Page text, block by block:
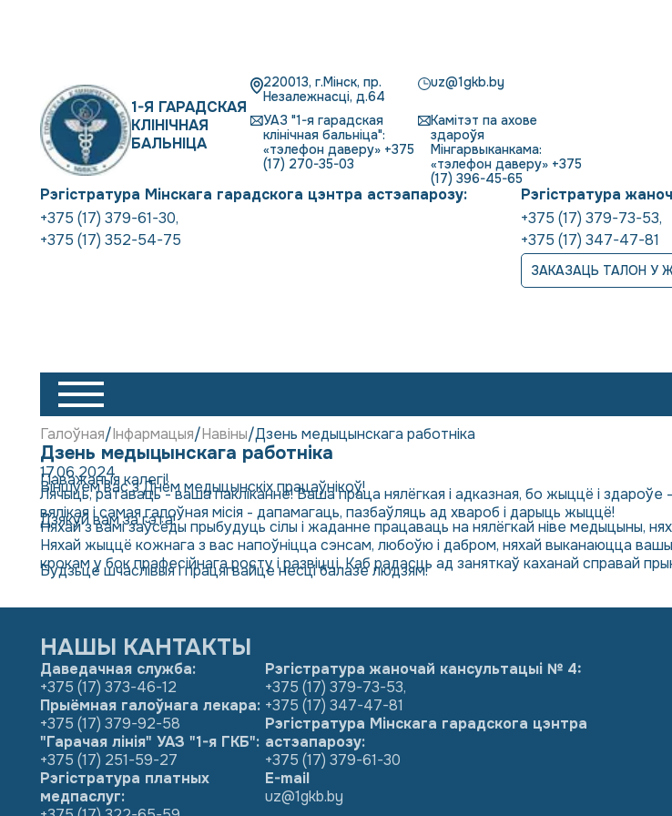
1-Я ГАРАДСКАЯ
КЛІНІЧНАЯ
БАЛЬНІЦА
220013, г.Мінск, пр.
Незалежнасці, д.64
uz@1gkb.by
УАЗ "1-я гарадская
клінічная бальніца":
«тэлефон даверу» +375
(17) 270-35-03
Камітэт па ахове
здароўя
Мінгарвыканкама:
«тэлефон даверу» +375
(17) 396-45-65
Рэгістратура Мінскага гарадскога цэнтра астэапарозу:
+375 (17) 379-61-30,
+375 (17) 352-54-75
Рэгістратура
+375 (17) 379-73-53,
+375 (17) 347-47-81
ЗАКАЗАЦЬ ТАЛОН У
Галоўная Інфармацыя Навіны Дзень медыцынскага работніка
Дзень медыцынскага работніка
17.06.2024
Паважаныя калегі!
Віншуем вас з Днём медыцынскіх працаўнікоў!
Лячыць, ратаваць - ваша пакліканне! Ваша праца нялёгкая і адказная, бо жыццё і
вялікая і самая галоўная місія - дапамагаць, пазбаўляць ад хвароб і дарыць жыццё!
Дзякуй вам за гэта!
Няхай з вамі заўсёды прыбудуць сілы і жаданне працаваць на нялёгкай ніве медыцыны,
Няхай жыццё кожнага з вас напоўніцца сэнсам, любоўю і дабром, няхай выканаюцца
крокам у бок прафесійнага росту і развіцці. Каб радасць ад заняткаў каханай справай
Будзьце шчаслівыя і працягвайце несці балазе людзям!
НАШЫ КАНТАКТЫ
Даведачная служба:
+375 (17) 373-46-12
Прыёмная галоўнага лекара:
+375 (17) 379-92-58
"Гарачая лінія" УАЗ "1-я ГКБ":
+375 (17) 251-59-27
Рэгістратура платных
медпаслуг:
Рэгістратура жаночай кансультацыі № 4:
+375 (17) 379-73-53,
+375 (17) 347-47-81
Рэгістратура Мінскага гарадскога цэнтра
астэапарозу:
+375 (17) 379-61-30
E-mail
uz@1gkb.by